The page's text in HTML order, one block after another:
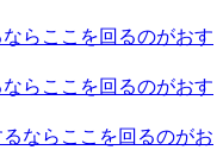
らここを回るのがおす
らここを回るのがおす
ならここを回るのがお